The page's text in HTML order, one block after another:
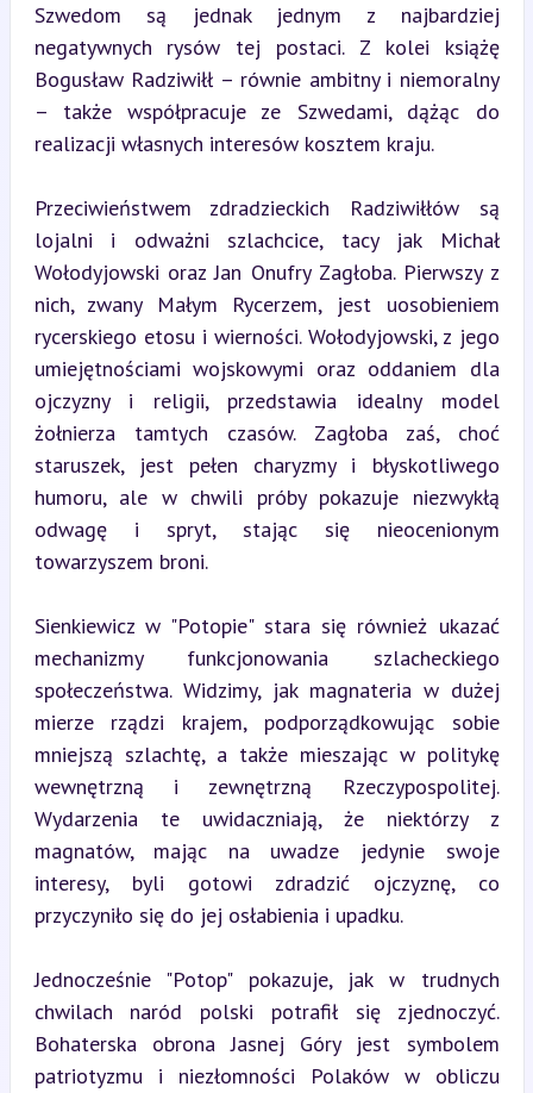
Szwedom są jednak jednym z najbardziej
negatywnych rysów tej postaci. Z kolei książę
Bogusław Radziwiłł – równie ambitny i niemoralny
– także współpracuje ze Szwedami, dążąc do
realizacji własnych interesów kosztem kraju.
Przeciwieństwem zdradzieckich Radziwiłłów są
lojalni i odważni szlachcice, tacy jak Michał
Wołodyjowski oraz Jan Onufry Zagłoba. Pierwszy z
nich, zwany Małym Rycerzem, jest uosobieniem
rycerskiego etosu i wierności. Wołodyjowski, z jego
umiejętnościami wojskowymi oraz oddaniem dla
ojczyzny i religii, przedstawia idealny model
żołnierza tamtych czasów. Zagłoba zaś, choć
staruszek, jest pełen charyzmy i błyskotliwego
humoru, ale w chwili próby pokazuje niezwykłą
odwagę i spryt, stając się nieocenionym
towarzyszem broni.
Sienkiewicz w "Potopie" stara się również ukazać
mechanizmy funkcjonowania szlacheckiego
społeczeństwa. Widzimy, jak magnateria w dużej
mierze rządzi krajem, podporządkowując sobie
mniejszą szlachtę, a także mieszając w politykę
wewnętrzną i zewnętrzną Rzeczypospolitej.
Wydarzenia te uwidaczniają, że niektórzy z
magnatów, mając na uwadze jedynie swoje
interesy, byli gotowi zdradzić ojczyznę, co
przyczyniło się do jej osłabienia i upadku.
Jednocześnie "Potop" pokazuje, jak w trudnych
chwilach naród polski potrafił się zjednoczyć.
Bohaterska obrona Jasnej Góry jest symbolem
patriotyzmu i niezłomności Polaków w obliczu